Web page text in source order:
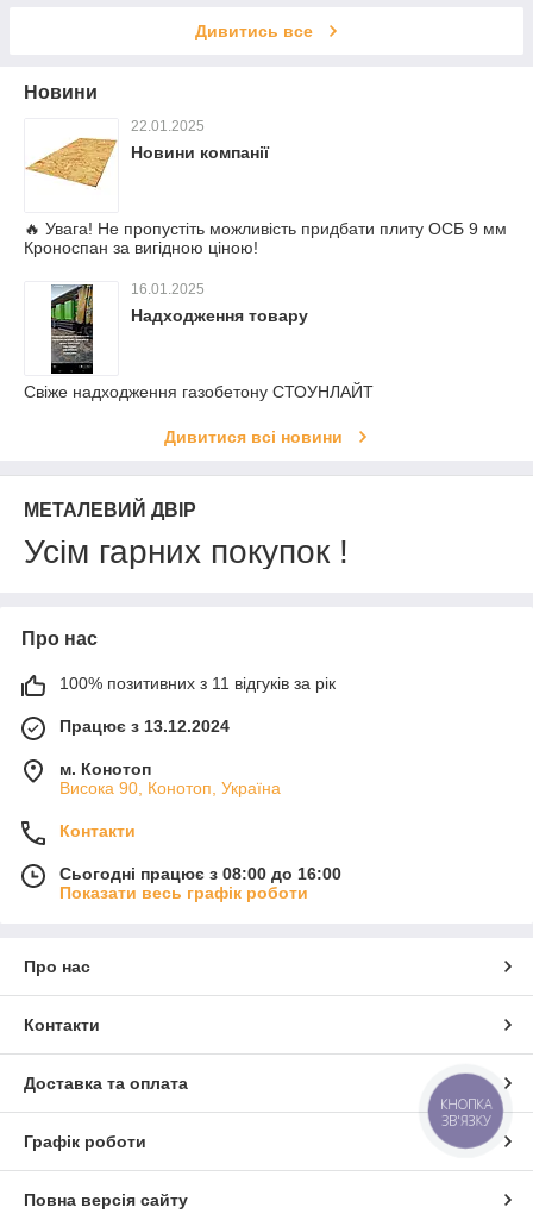
Дивитись все
Новини
22.01.2025
Новини компанії
🔥 Увага! Не пропустіть можливість придбати плиту ОСБ 9 мм
Кроноспан за вигідною ціною!
16.01.2025
Надходження товару
Свіже надходження газобетону СТОУНЛАЙТ
Дивитися всі новини
МЕТАЛЕВИЙ ДВІР
Усім гарних покупок !
Про нас
100% позитивних з 11 відгуків за рік
Працює з 13.12.2024
м. Конотоп
Висока 90, Конотоп, Україна
Контакти
Сьогодні працює з 08:00 до 16:00
Показати весь графік роботи
Про нас
Контакти
Доставка та оплата
Графік роботи
Повна версія сайту
КНОПКА
ЗВ'ЯЗКУ